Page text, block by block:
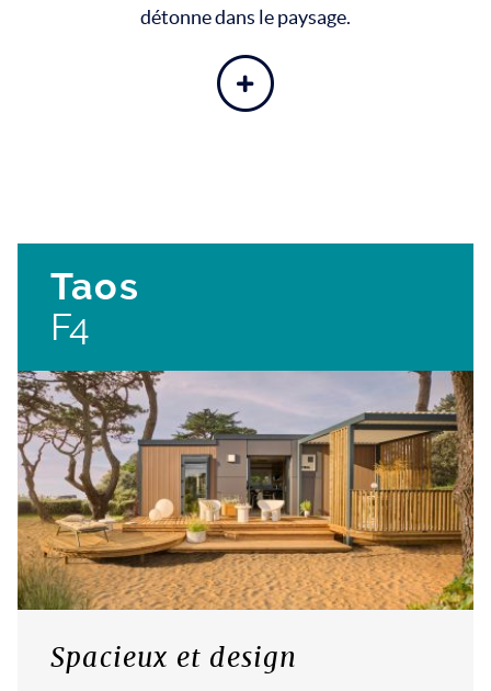
détonne dans le paysage.
En savoir plus
Taos
F4
Spacieux et design